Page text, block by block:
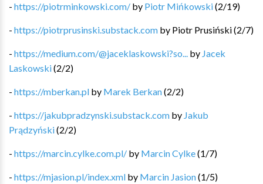
- https://piotrminkowski.com/ by Piotr Mińkowski(2/19)
- https://piotrprusinski.substack.com by Piotr Prusiński(2/7)
- https://medium.com/@jaceklaskowski?so... by Jacek
Laskowski(2/2)
- https://mberkan.pl by Marek Berkan(2/2)
- https://jakubpradzynski.substack.com by Jakub
Prądzyński(2/2)
- https://marcin.cylke.com.pl/ by Marcin Cylke(1/7)
- https://mjasion.pl/index.xml by Marcin Jasion(1/5)